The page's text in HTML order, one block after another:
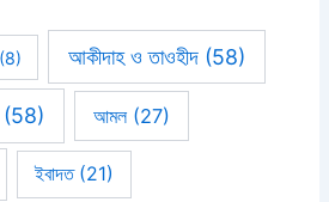
(8) আকীদাহ ও তাওহীদ(58)
আমল(27)
ইবাদত(21)